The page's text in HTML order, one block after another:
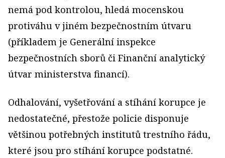
nemá pod kontrolou, hledá mocenskou
protiváhu v jiném bezpečnostním útvaru
(příkladem je Generální inspekce
bezpečnostních sborů či Finanční analytický
útvar ministerstva financí).
Odhalování, vyšetřování a stíhání korupce je
nedostatečné, přestože policie disponuje
většinou potřebných institutů trestního řádu,
které jsou pro stíhání korupce podstatné.